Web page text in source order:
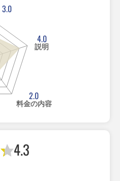
3.0
4.0
説明
2.0
料金の内容
4.3